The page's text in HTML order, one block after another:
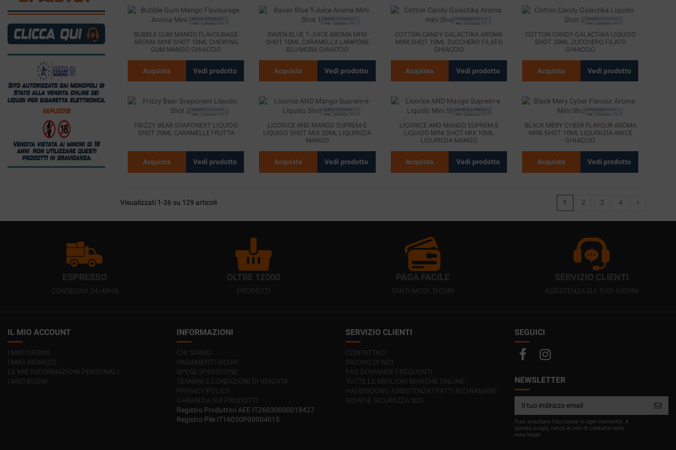
BUBBLE GUM MANGO FLAVOURAGE
AROMA MINI SHOT 10ML CHEWING
GUM MANGO GHIACCIO
Acquista Vedi prodotto
RAVEN BLUE T-JUICE AROMA MINI
SHOT 10ML CARAMELLA LAMPONE
BLU MORA GHIACCIO
Acquista Vedi prodotto
COTTON CANDY GALACTIKA AROMA
MINI SHOT 10ML ZUCCHERO FILATO
GHIACCIO
Acquista Vedi prodotto
COTTON CANDY GALACTIKA LIQUIDO
SHOT 20ML ZUCCHERO FILATO
GHIACCIO
Acquista Vedi prodotto
FRIZZY BEAR SVAPONEXT LIQUIDO
SHOT 20ML CARAMELLE FRUTTA
Acquista Vedi prodotto
LICORICE AND MANGO SUPREM-E
LIQUIDO SHOT MIX 20ML LIQUIRIZIA
MANGO
Acquista Vedi prodotto
LICORICE AND MANGO SUPREM-E
LIQUIDO MINI SHOT MIX 10ML
LIQUIRIZIA MANGO
Acquista Vedi prodotto
BLACK MERY CYBER FLAVOUR AROMA
MINI SHOT 10ML LIQUIRIZIA ANICE
GHIACCIO
Acquista Vedi prodotto
Visualizzati 1-36 su 129 articoli 1 2 3 4
ESPRESSO
CONSEGNA 24/48HS
OLTRE 12000
PRODOTTI
PAGA FACILE
TANTI MODI, SICURI
SERVIZIO CLIENTI
ASSISTENZA SUI TUOI ORDINI
IL MIO ACCOUNT
I MIEI ORDINI
I MIEI INDIRIZZI
LE MIE INFORMAZIONI PERSONALI
I MIEI BUONI
INFORMAZIONI
CHI SIAMO
PAGAMENTI SICURI
SPESE SPEDIZIONE
TERMINI E CONDIZIONI DI VENDITA
PRIVACY POLICY
GARANZIA SUI PRODOTTI
Registro Produttori AEE IT26030000018427
Registro Pile IT16030P00004015
SERVIZIO CLIENTI
CONTATTACI
DICONO DI NOI
FAQ DOMANDE FREQUENTI
TUTTE LE MIGLIORI MARCHE ONLINE
HAI BISOGNO ASSISTENZA? FATTI RICHIAMARE
SCHEDE SICUREZZA SDS
SEGUICI
NEWSLETTER
Puoi annullare l'iscrizione in ogni momento. A
questo scopo, cerca le info di contatto nelle
note legali